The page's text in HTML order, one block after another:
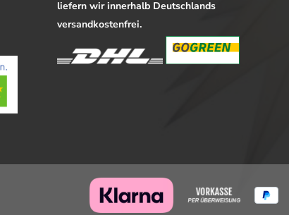
liefern wir innerhalb Deutschlands
versandkostenfrei.